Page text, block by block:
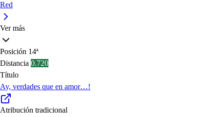
Red
Ver más
Posición 14ª
Distancia 0.720
Título
Ay, verdades que en amor…!
Atribución tradicional